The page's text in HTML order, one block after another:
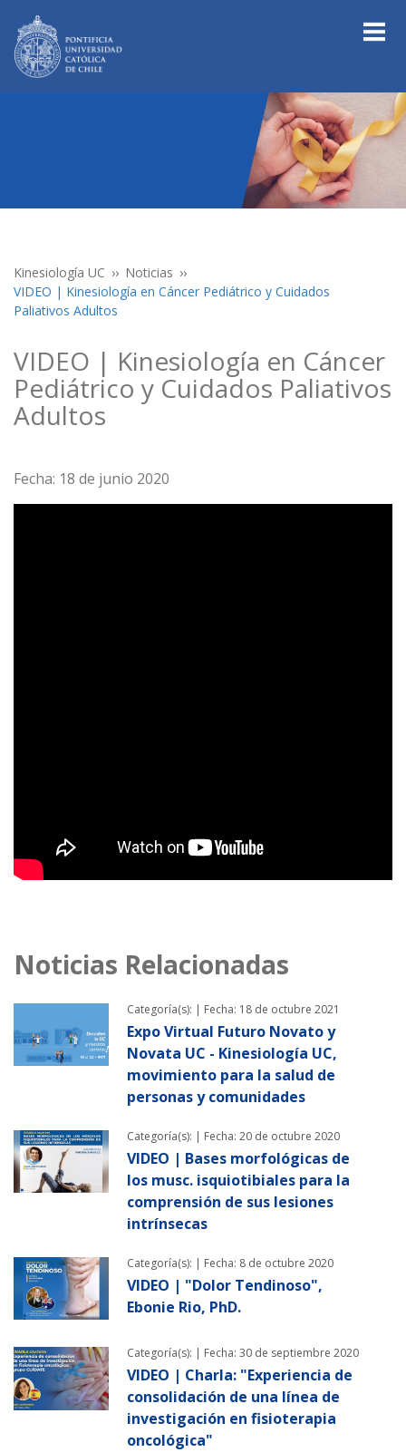
Kinesiología UC
Noticias
VIDEO | Kinesiología en Cáncer Pediátrico y Cuidados
Paliativos Adultos
VIDEO | Kinesiología en Cáncer
Pediátrico y Cuidados Paliativos
Adultos
Fecha: 18 de junio 2020
Noticias Relacionadas
Categoría(s): | Fecha: 18 de octubre 2021
Expo Virtual Futuro Novato y
Novata UC - Kinesiología UC,
movimiento para la salud de
personas y comunidades
Categoría(s): | Fecha: 20 de octubre 2020
VIDEO | Bases morfológicas de
los musc. isquiotibiales para la
comprensión de sus lesiones
intrínsecas
Categoría(s): | Fecha: 8 de octubre 2020
VIDEO | "Dolor Tendinoso",
Ebonie Rio, PhD.
Categoría(s): | Fecha: 30 de septiembre 2020
VIDEO | Charla: "Experiencia de
consolidación de una línea de
investigación en fisioterapia
oncológica"